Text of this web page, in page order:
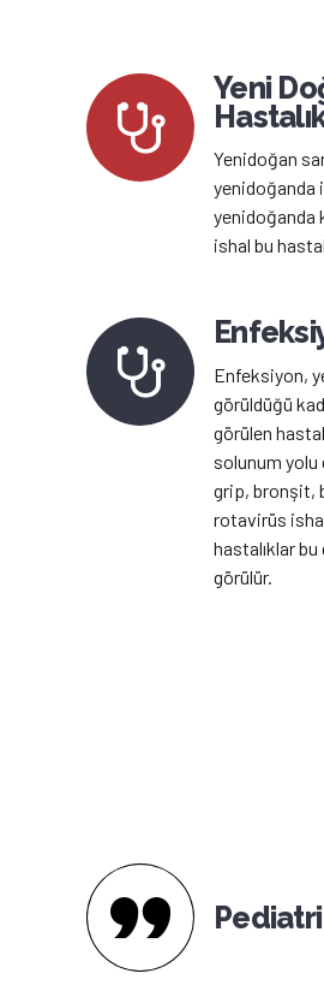
Yeni
Yenidoğan
yenidoğanda
yenidoğanda
ishal bu
Enfeksiyon,
görüldüğü
görülen
solunum yolu
grip, bronşit,
rotavirüs
hastalıklar bu
görülür.